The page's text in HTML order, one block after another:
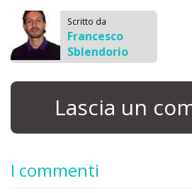
Scritto da
Francesco
Sblendorio
Lascia un
I commenti